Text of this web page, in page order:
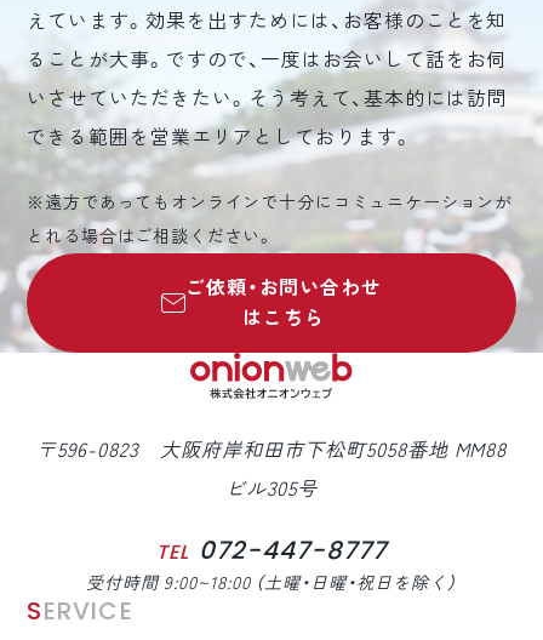
えています。効果を出すためには、お客様のことを知
ることが大事。ですので、一度はお会いして話をお伺
いさせていただきたい。そう考えて、基本的には訪問
できる範囲を営業エリアとしております。
※遠方であってもオンラインで十分にコミュニケーションが
とれる場合はご相談ください。
ご依頼・お問い合わせ
はこちら
〒596-0823 大阪府岸和田市下松町5058番地 MM88
ビル305号
TEL 072-447-8777
受付時間 9:00~18:00 （土曜・日曜・祝日を除く）
SERVICE